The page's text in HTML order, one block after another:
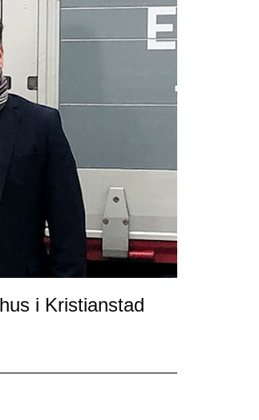
i Kristianstad